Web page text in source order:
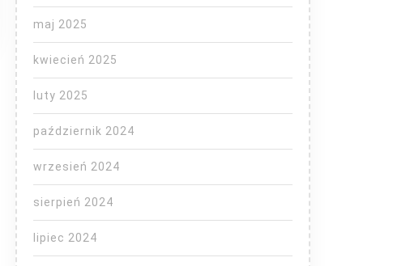
maj 2025
kwiecień 2025
luty 2025
październik 2024
wrzesień 2024
sierpień 2024
lipiec 2024